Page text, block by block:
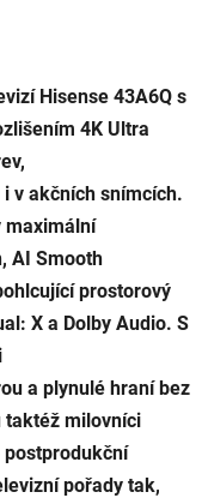
Hisense 43A6Q s
4K Ultra
v akčních snímcích.
maximální
AI Smooth
prostorový
X a Dolby Audio. S
a plynulé hraní bez
taktéž milovníci
pořady tak,